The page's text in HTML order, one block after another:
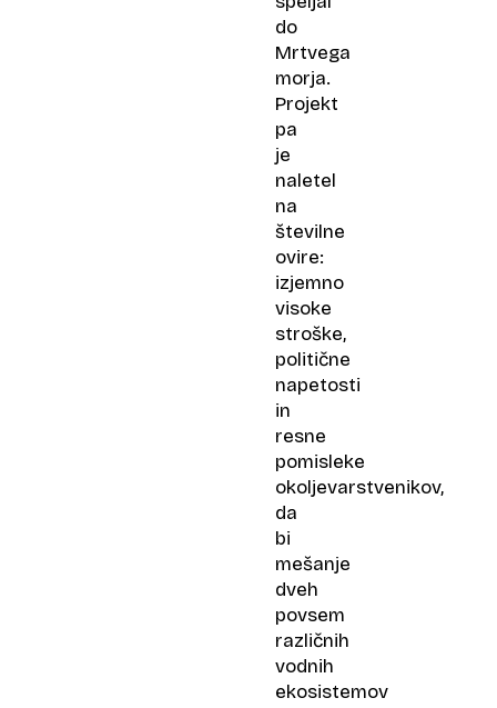
do
Mrtvega
morja.
Projekt
pa
je
naletel
na
številne
ovire:
izjemno
visoke
stroške,
politične
napetosti
in
resne
pomisleke
okoljevarstvenikov,
da
bi
mešanje
dveh
povsem
različnih
vodnih
ekosistemov